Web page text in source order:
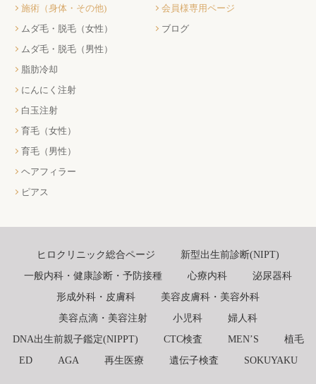
施術（身体・その他)
ムダ毛・脱毛（女性）
ムダ毛・脱毛（男性）
脂肪冷却
にんにく注射
白玉注射
育毛（女性）
育毛（男性）
ヘアフィラー
ピアス
会員様専用ページ
ブログ
ヒロクリニック総合ページ
新型出生前診断(NIPT)
一般内科・健康診断・予防接種
心療内科
泌尿器科
形成外科・皮膚科
美容皮膚科・美容外科
美容点滴・美容注射
小児科
婦人科
DNA出生前親子鑑定(NIPPT)
CTC検査 MEN’S
植毛
ED
AGA 再生医療 遺伝子検査 SOKUYAKU